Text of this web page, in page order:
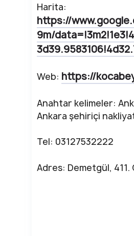
Harita:
https://
9m/
Web: https://
Anahtar kelimeler:
Ankara şehiriçi
Tel: 03127532222
Adres: Demetgül,